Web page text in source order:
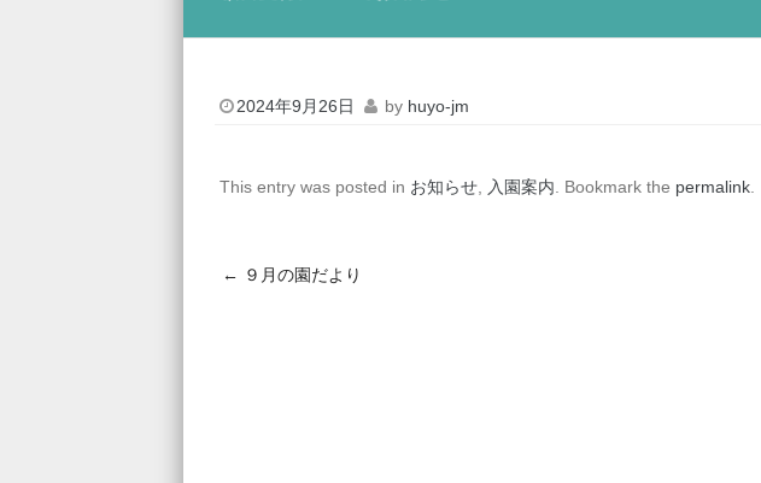
2024年9月26日 by huyo-jm
This entry was posted in お知らせ 入園案内 . Bookmark the permalink
← ９月の園だより